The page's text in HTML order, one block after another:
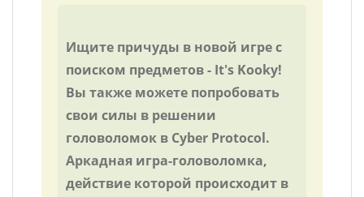
Ищите причуды в новой игре с
поиском предметов - It's Kooky!
Вы также можете попробовать
свои силы в решении
головоломок в Cyber ​​​​Protocol.
Аркадная игра-головоломка,
действие которой происходит в